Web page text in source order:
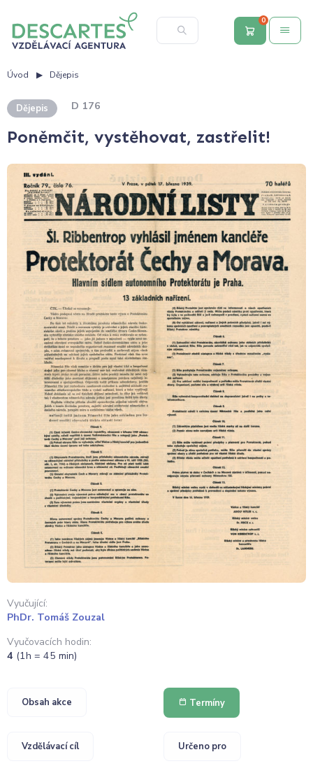
0
Úvod Dějepis
Dějepis D 176
Poněmčit, vystěhovat, zastřelit!
Vyučující:
PhDr. Tomáš Zouzal
Vyučovacích hodin:
4 (1h = 45 min)
Obsah akce Termíny
Vzdělávací cíl Určeno pro